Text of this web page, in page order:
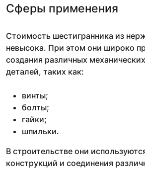
Сферы применения
Стоимость шестигранника из
невысока. При этом они широко
создания различных
деталей, таких как:
винты;
болты;
гайки;
шпильки.
В строительстве они
конструкций и соединения